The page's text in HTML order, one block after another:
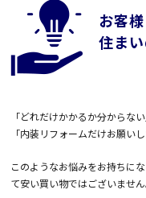
お客
住ま
「どれだけかかるか分からない
「内装リフォームだけお願い
このようなお悩みをお持ちに
て安い買い物ではございません